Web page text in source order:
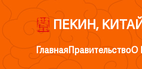
ПЕКИН,
ГлавнаяПравительствоО